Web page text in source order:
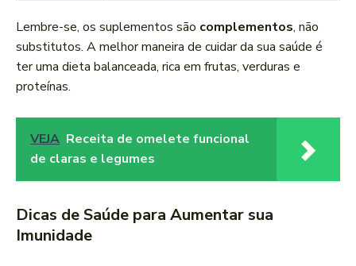
Lembre-se, os suplementos são complementos, não
substitutos. A melhor maneira de cuidar da sua saúde é
ter uma dieta balanceada, rica em frutas, verduras e
proteínas.
VEJA Receita de omelete funcional
de claras e legumes
Dicas de Saúde para Aumentar sua
Imunidade